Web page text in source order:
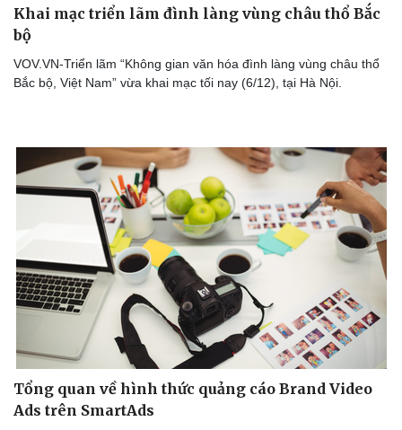
Khai mạc triển lãm đình làng vùng châu thổ Bắc
bộ
VOV.VN-Triển lãm “Không gian văn hóa đình làng vùng châu thổ
Bắc bộ, Việt Nam” vừa khai mạc tối nay (6/12), tại Hà Nội.
Tổng quan về hình thức quảng cáo Brand Video
Ads trên SmartAds